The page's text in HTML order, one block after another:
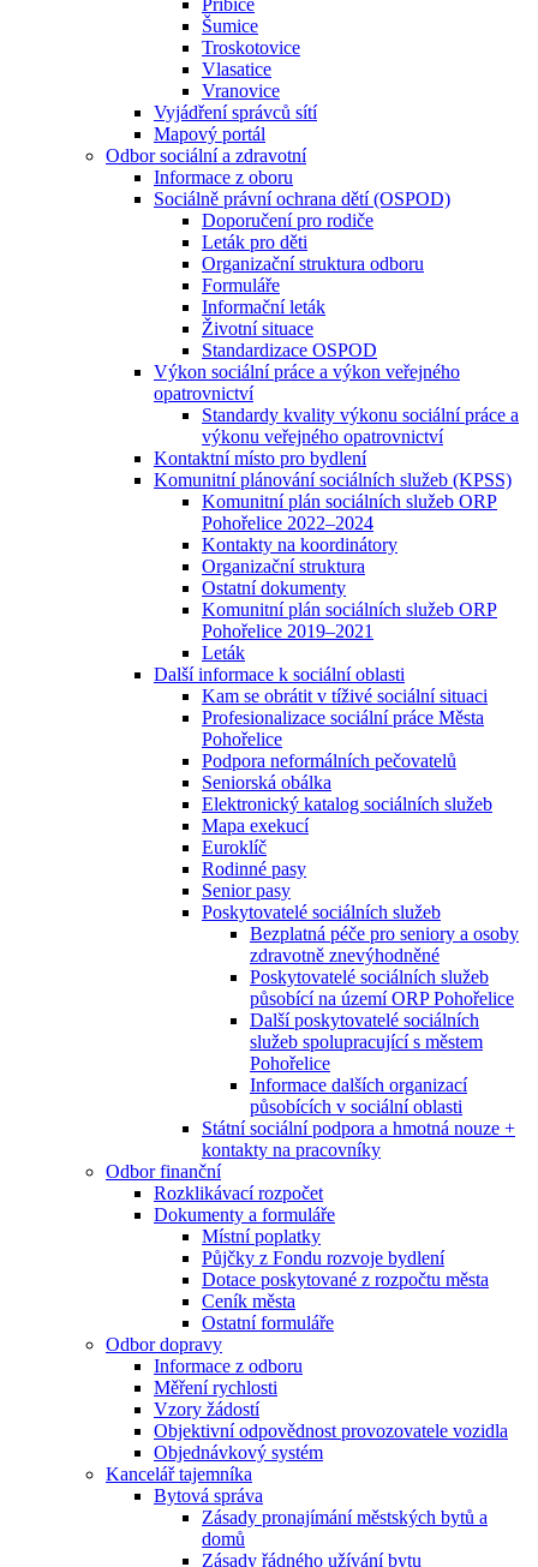
Přibice
Šumice
Troskotovice
Vlasatice
Vranovice
Vyjádření správců sítí
Mapový portál
Odbor sociální a zdravotní
Informace z oboru
Sociálně právní ochrana dětí (OSPOD)
Doporučení pro rodiče
Leták pro děti
Organizační struktura odboru
Formuláře
Informační leták
Životní situace
Standardizace OSPOD
Výkon sociální práce a výkon veřejného
opatrovnictví
Standardy kvality výkonu sociální práce a
výkonu veřejného opatrovnictví
Kontaktní místo pro bydlení
Komunitní plánování sociálních služeb (KPSS)
Komunitní plán sociálních služeb ORP
Pohořelice 2022–2024
Kontakty na koordinátory
Organizační struktura
Ostatní dokumenty
Komunitní plán sociálních služeb ORP
Pohořelice 2019–2021
Leták
Další informace k sociální oblasti
Kam se obrátit v tíživé sociální situaci
Profesionalizace sociální práce Města
Pohořelice
Podpora neformálních pečovatelů
Seniorská obálka
Elektronický katalog sociálních služeb
Mapa exekucí
Euroklíč
Rodinné pasy
Senior pasy
Poskytovatelé sociálních služeb
Bezplatná péče pro seniory a osoby
zdravotně znevýhodněné
Poskytovatelé sociálních služeb
působící na území ORP Pohořelice
Další poskytovatelé sociálních
služeb spolupracující s městem
Pohořelice
Informace dalších organizací
působících v sociální oblasti
Státní sociální podpora a hmotná nouze +
kontakty na pracovníky
Odbor finanční
Rozklikávací rozpočet
Dokumenty a formuláře
Místní poplatky
Půjčky z Fondu rozvoje bydlení
Dotace poskytované z rozpočtu města
Ceník města
Ostatní formuláře
Odbor dopravy
Informace z odboru
Měření rychlosti
Vzory žádostí
Objektivní odpovědnost provozovatele vozidla
Objednávkový systém
Kancelář tajemníka
Bytová správa
Zásady pronajímání městských bytů a
domů
Zásady řádného užívání bytu